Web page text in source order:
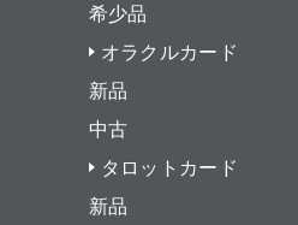
希少品
オラクルカード
新品
中古
タロットカード
新品